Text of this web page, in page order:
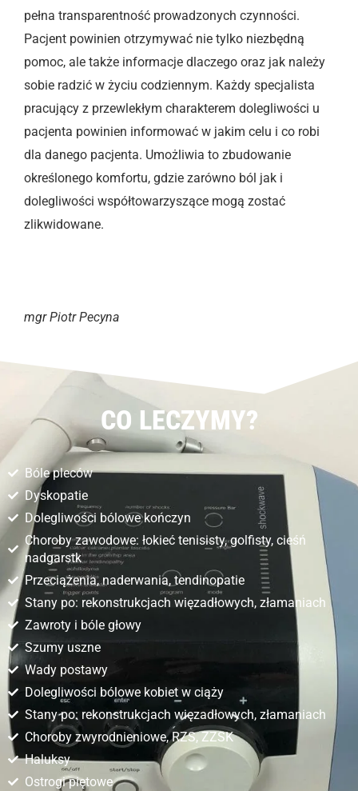
pełna transparentność prowadzonych czynności.
Pacjent powinien otrzymywać nie tylko niezbędną
pomoc, ale także informacje dlaczego oraz jak należy
sobie radzić w życiu codziennym. Każdy specjalista
pracujący z przewlekłym charakterem dolegliwości u
pacjenta powinien informować w jakim celu i co robi
dla danego pacjenta. Umożliwia to zbudowanie
określonego komfortu, gdzie zarówno ból jak i
dolegliwości współtowarzyszące mogą zostać
zlikwidowane.
mgr Piotr Pecyna
CO LECZYMY?
Bóle pleców
Dyskopatie
Dolegliwości bólowe kończyn
Choroby zawodowe: łokieć tenisisty, golfisty, cieśń
nadgarstk
Przeciążenia, naderwania, tendinopatie
Stany po: rekonstrukcjach więzadłowych, złamaniach
Zawroty i bóle głowy
Szumy uszne
Wady postawy
Dolegliwości bólowe kobiet w ciąży
Stany po: rekonstrukcjach więzadłowych, złamaniach
Choroby zwyrodnieniowe, RZS, ZZSK
Haluksy
Ostrogi piętowe